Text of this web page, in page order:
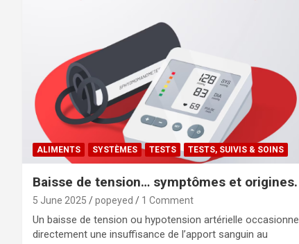
ALIMENTS SYSTÈMES TESTS TESTS, SUIVIS & SOINS
Baisse de tension… symptômes et origines.
5 June 2025 popeyed 1 Comment
Un baisse de tension ou hypotension artérielle occasionne
directement une insuffisance de l’apport sanguin au